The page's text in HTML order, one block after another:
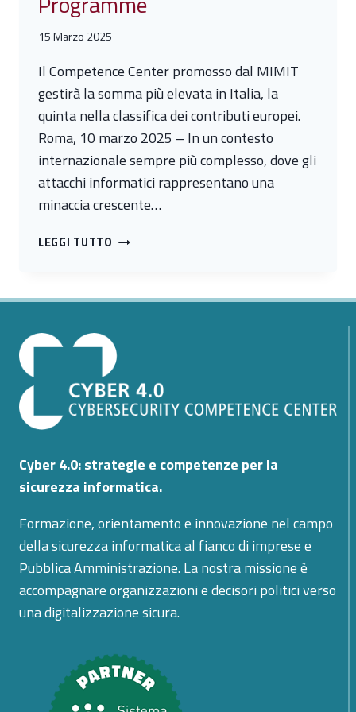
15 Marzo 2025
Il Competence Center promosso dal MIMIT
gestirà la somma più elevata in Italia, la
quinta nella classifica dei contributi europei.
Roma, 10 marzo 2025 – In un contesto
internazionale sempre più complesso, dove gli
attacchi informatici rappresentano una
minaccia crescente…
LEGGI TUTTO LA
PRESENTA
SUI
FONDI
DEL
DIGITAL
EUROPE
Cyber 4.0: strategie e competenze per la
sicurezza informatica.
Formazione, orientamento e innovazione nel campo
della sicurezza informatica al fianco di imprese e
Pubblica Amministrazione. La nostra missione è
accompagnare organizzazioni e decisori politici verso
una digitalizzazione sicura.